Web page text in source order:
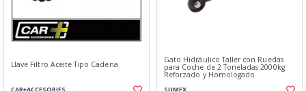
Llave Filtro Aceite Tipo Cadena Gato Hidráulico Taller con Ruedas
para Coche de 2 Toneladas 2000kg
Reforzado y Homologado